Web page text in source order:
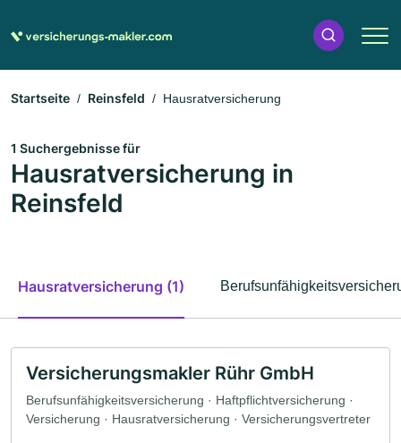
Startseite Reinsfeld Hausratversicherung
1 Suchergebnisse für
Hausratversicherung in
Reinsfeld
Hausratversicherung (1)
Versicherungsmakler Rühr GmbH
Berufsunfähigkeitsversicherung · Haftpflichtversicherung ·
Versicherung · Hausratversicherung · Versicherungsvertreter